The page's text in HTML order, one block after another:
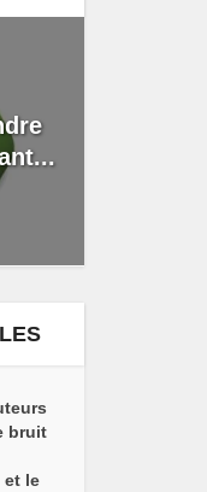
bruit
et le